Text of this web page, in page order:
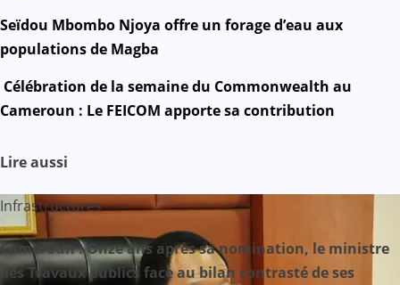
Mail
N
a
v
a
t
Seïdou Mbombo Njoya offre un forage d’eau aux
populations de Magba
Célébration de la semaine du Commonwealth au
Cameroun : Le FEICOM apporte sa contribution
Lire aussi
Infrastructures
Cameroun : Onze ans après sa nomination, le ministre
des Travaux publics face au bilan contrasté de ses